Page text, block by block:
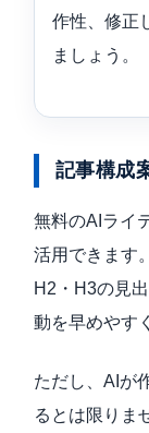
作性、修正
ましょう。
記事構成
無料のAIライ
活用できます
H2・H3の見
動を早めやす
ただし、AIが
るとは限りま